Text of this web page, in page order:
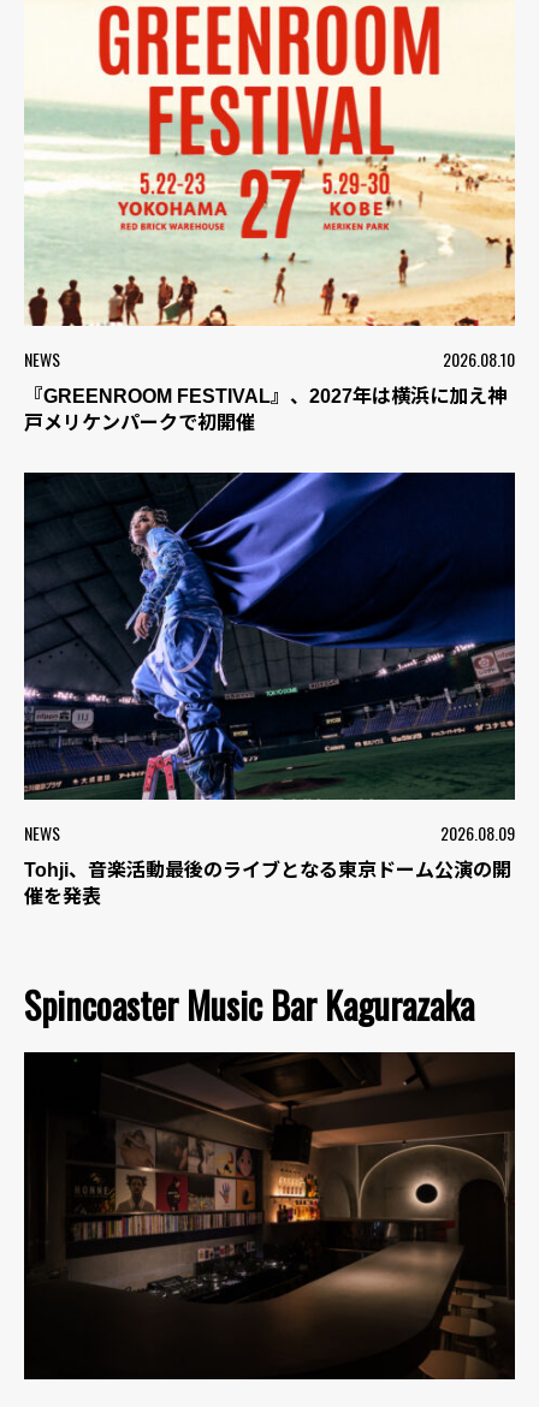
NEWS 2026.08.10
『GREENROOM FESTIVAL』、2027年は横浜に加え神
戸メリケンパークで初開催
NEWS 2026.08.09
Tohji、音楽活動最後のライブとなる東京ドーム公演の開
催を発表
Spincoaster Music Bar Kagurazaka